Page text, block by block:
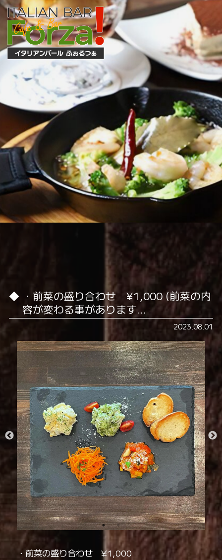
・前菜の盛り合わせ ¥1,000 (前菜の内
容が変わる事があります…
2023.08.01
・前菜の盛り合わせ ¥1,000